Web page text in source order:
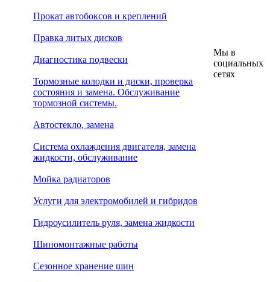
Прокат автобоксов и креплений
Правка литых дисков
Диагностика подвески
Тормозные колодки и диски, проверка
состояния и замена. Обслуживание
тормозной системы.
Автостекло, замена
Система охлаждения двигателя, замена
жидкости, обслуживание
Мойка радиаторов
Услуги для электромобилей и гибридов
Гидроусилитель руля, замена жидкости
Шиномонтажные работы
Сезонное хранение шин
Мы в
социальных
сетях